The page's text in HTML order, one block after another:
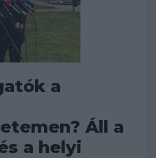
a
Áll a
a helyi